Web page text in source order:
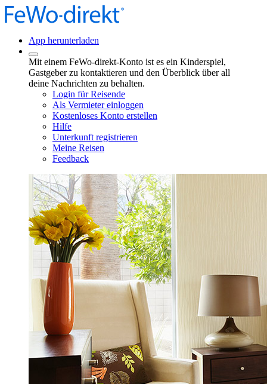
App herunterladen
Mit einem FeWo-direkt-Konto ist es ein Kinderspiel,
Gastgeber zu kontaktieren und den Überblick über all
deine Nachrichten zu behalten.
Login für Reisende
Als Vermieter einloggen
Kostenloses Konto erstellen
Hilfe
Unterkunft registrieren
Meine Reisen
Feedback